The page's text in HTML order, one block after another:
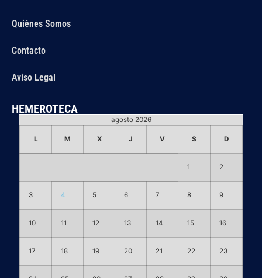
Quiénes Somos
Contacto
Aviso Legal
HEMEROTECA
agosto 2026
L M X J V S D
1 2
3 4 5 6 7 8 9
10 11 12 13 14 15 16
17 18 19 20 21 22 23